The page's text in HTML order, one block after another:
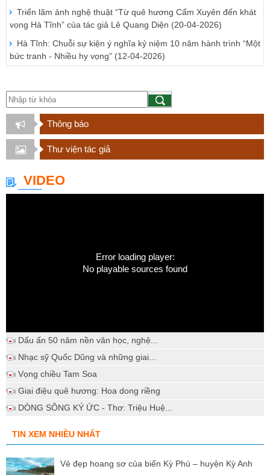
Triển lãm ảnh nghệ thuật “Từ quê hương Cẩm Xuyên đến khát
vọng Hà Tĩnh” của tác giả Lê Quang Diện (20-04-2026)
Hà Tĩnh: Chuỗi sự kiện ý nghĩa kỷ niệm 10 năm hành trình “Một
bức tranh - Nhiều hy vọng” (12-04-2026)
Thông báo
Thư viện tác giả
VIDEO
Error loading player:
No playable sources found
Dấu ấn 50 năm nền văn học, nghệ...
Nhạc sỹ Quốc Dũng và những giai...
Vọng chiều Tam Soa
Giai điệu quê hương: Hoa dong riềng
DÒNG SÔNG KÝ ỨC - Thơ: Triệu Huệ...
TIN XEM NHIỀU NHẤT
Vẻ đẹp hoang sơ của biển Kỳ Phú – huyện Kỳ Anh